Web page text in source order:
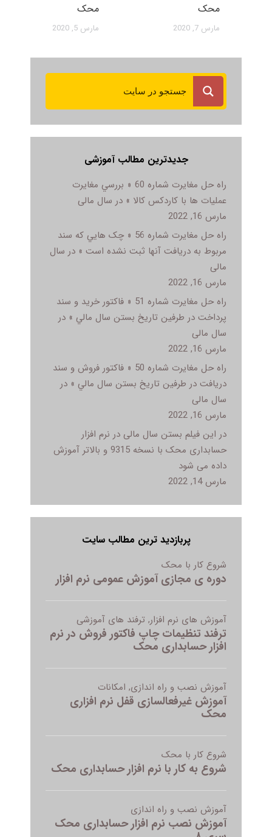
محک
مارس 7, 2020
محک
مارس 5, 2020
جدیدترین مطالب آموزشی
راه حل مغایرت شماره 60 « بررسي مغايرت
عمليات ها با کاردکس کالا » در سال مالی
مارس 16, 2022
راه حل مغایرت شماره 56 « چک هايي که سند
مربوط به دريافت آنها ثبت نشده است » در سال
مالی
مارس 16, 2022
راه حل مغایرت شماره 51 « فاکتور خريد و سند
پرداخت در طرفين تاريخ بستن سال مالي » در
سال مالی
مارس 16, 2022
راه حل مغایرت شماره 50 « فاکتور فروش و سند
دريافت در طرفين تاريخ بستن سال مالي » در
سال مالی
مارس 16, 2022
در این فیلم بستن سال مالی در نرم افزار
حسابداری محک با نسخه 9315 و بالاتر آموزش
داده می شود
مارس 14, 2022
پربازدید ترین مطالب سایت